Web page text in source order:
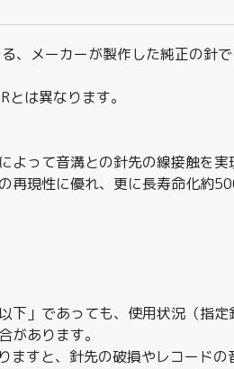
、メーカーが製作した純正の針
は異なります。
よって音溝との針先の線接触を実
再現性に優れ、更に長寿命化約
下」であっても、使用状況（指
あります。
すと、針先の破損やレコードの